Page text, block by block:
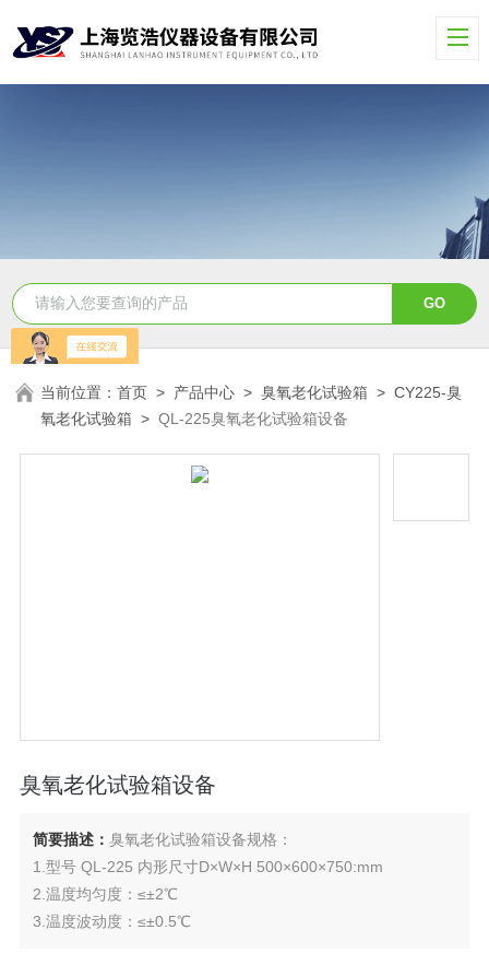
当前位置：首页 > 产品中心 >臭氧老化试验箱 >CY225-臭
氧老化试验箱 >QL-225臭氧老化试验箱设备
臭氧老化试验箱设备
简要描述： 臭氧老化试验箱设备规格：
1.型号 QL-225 内形尺寸D×W×H 500×600×750:mm
2.温度均匀度：≤±2℃
3.温度波动度：≤±0.5℃